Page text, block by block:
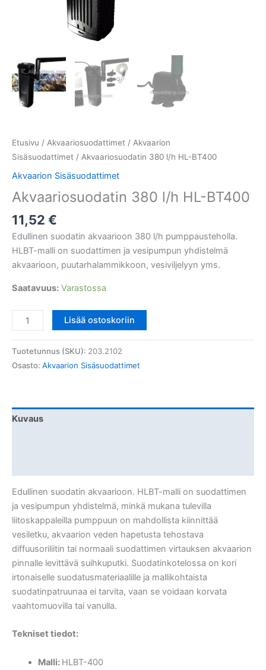
Etusivu / Akvaariosuodattimet / Akvaarion
Sisäsuodattimet / Akvaariosuodatin 380 l/h HL-BT400
Akvaarion Sisäsuodattimet
Akvaariosuodatin 380 l/h HL-BT400
11,52 €
Edullinen suodatin akvaarioon 380 l/h pumppausteholla.
HLBT-malli on suodattimen ja vesipumpun yhdistelmä
akvaarioon, puutarhalammikkoon, vesiviljelyyn yms.
Saatavuus: Varastossa
Akvaariosuodatin
380
Lisää ostoskoriin
Tuotetunnus (SKU): 203.2102
Osasto: Akvaarion Sisäsuodattimet
Kuvaus
Edullinen suodatin akvaarioon. HLBT-malli on suodattimen
ja vesipumpun yhdistelmä, minkä mukana tulevilla
liitoskappaleilla pumppuun on mahdollista kiinnittää
vesiletku, akvaarion veden hapetusta tehostava
diffuusoriliitin tai normaali suodattimen virtauksen akvaarion
pinnalle levittävä suihkuputki. Suodatinkotelossa on kori
irtonaiselle suodatusmateriaalille ja mallikohtaista
suodatinpatruunaa ei tarvita, vaan se voidaan korvata
vaahtomuovilla tai vanulla.
Tekniset tiedot:
Malli: HLBT-400